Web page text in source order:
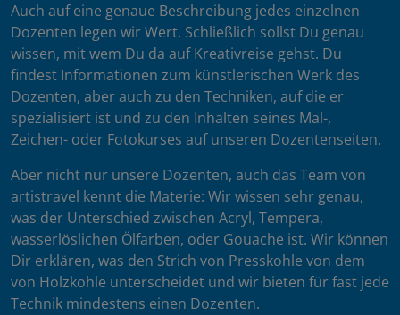
Auch auf eine genaue Beschreibung jedes einzelnen
Dozenten legen wir Wert. Schließlich sollst Du genau
wissen, mit wem Du da auf Kreativreise gehst. Du
findest Informationen zum künstlerischen Werk des
Dozenten, aber auch zu den Techniken, auf die er
spezialisiert ist und zu den Inhalten seines Mal-,
Zeichen- oder Fotokurses auf unseren Dozentenseiten.
Aber nicht nur unsere Dozenten, auch das Team von
artistravel kennt die Materie: Wir wissen sehr genau,
was der Unterschied zwischen Acryl, Tempera,
wasserlöslichen Ölfarben, oder Gouache ist. Wir können
Dir erklären, was den Strich von Presskohle von dem
von Holzkohle unterscheidet und wir bieten für fast jede
Technik mindestens einen Dozenten.